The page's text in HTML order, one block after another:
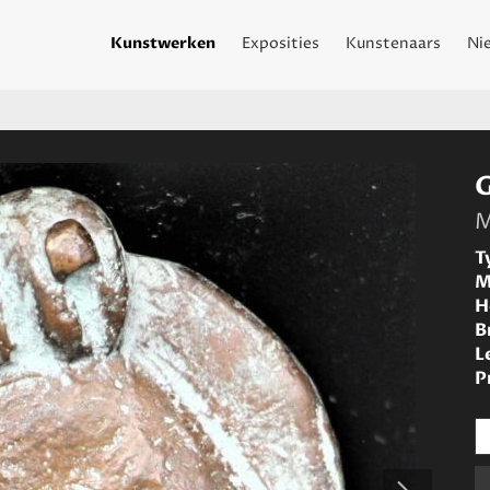
Kunstwerken Exposities Kunstenaars